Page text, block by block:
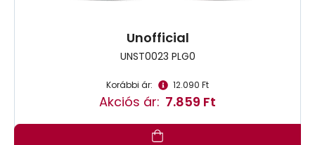
Unofficial
UNST0023 PLG0
Korábbi ár: 12.090 Ft
Akciós ár: 7.859 Ft